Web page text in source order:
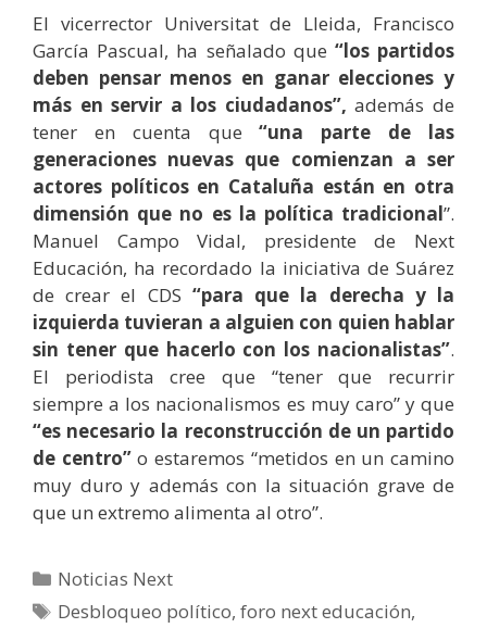
El vicerrector Universitat de Lleida, Francisco
García Pascual, ha señalado que “los partidos
deben pensar menos en ganar elecciones y
más en servir a los ciudadanos”, además de
tener en cuenta que“una parte de las
generaciones nuevas que comienzan a ser
actores políticos en Cataluña están en otra
dimensión que no es la política tradicional”.
Manuel Campo Vidal, presidente de Next
Educación, ha recordado la iniciativa de Suárez
de crear el CDS “para que la derecha y la
izquierda tuvieran a alguien con quien hablar
sin tener que hacerlo con los nacionalistas”.
El periodista cree que “tener que recurrir
siempre a los nacionalismos es muy caro” y que
“es necesario la reconstrucción de un partido
de centro”o estaremos “metidos en un camino
muy duro y además con la situación grave de
que un extremo alimenta al otro”.
Categorías
Noticias Next
Etiquetas
Desbloqueo político,foro next educación,